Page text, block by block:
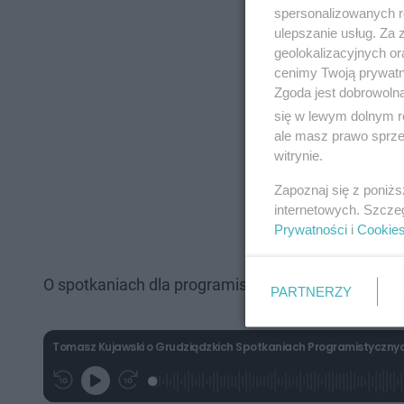
O spotkaniach dla programistów możecie
Tomasz Kujawski o Grudziądzkich Spotkaniach
G
r
P
z
z
a
spersonalizowanych
ulepszanie usług.
geolokalizacyjnych
cenimy Twoją
Zgoda jest
się w lewym dolnym
ale masz prawo
witrynie.
Zapoznaj się z
internetowych.
Prywatności i Cookies
PARTNERZY